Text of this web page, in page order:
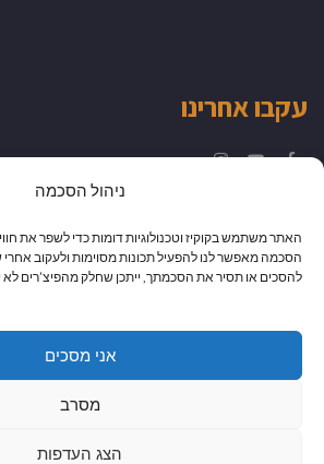
ניהול הסכמה
האתר משתמש בקוקיז וטכנולוגיות דומות כדי לשפר את
הסכמה מאפשר לנו להפעיל תכונות מסוימות ולעקוב
להסכים או תסיר את הסכמתך, ייתכן שחלק מהפיצ’רים לא
אני מסכים
מסרב
הצג העדפות
עקבו אחרינו